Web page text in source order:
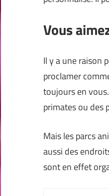
Vous
Il y a une raison
proclamer
toujours en
primates ou des
Mais les parcs
aussi des
sont en effet